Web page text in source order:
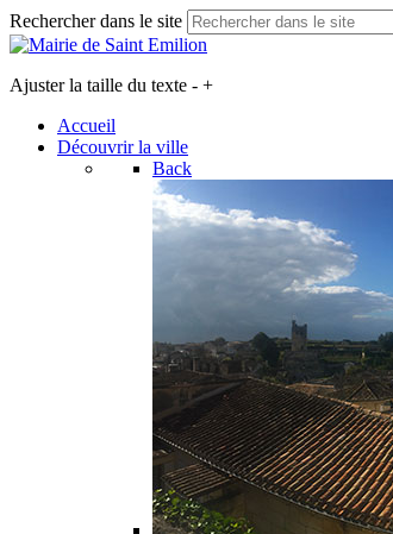
Rechercher dans le site
Ajuster la taille du texte - +
Accueil
Découvrir la ville
Back